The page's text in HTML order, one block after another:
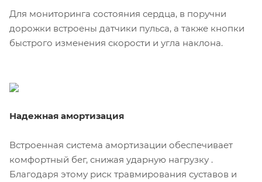
Для мониторинга состояния сердца, в поручни
дорожки встроены датчики пульса, а также кнопки
быстрого изменения скорости и угла наклона.
Надежная амортизация
Встроенная система амортизации обеспечивает
комфортный бег, снижая ударную нагрузку .
Благодаря этому риск травмирования суставов и